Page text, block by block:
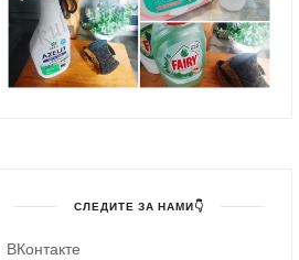
СЛЕДИТЕ ЗА НАМИ👇
ВКонтакте